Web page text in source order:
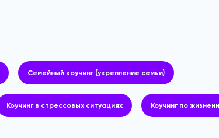
Семейный коучинг (укрепление семьи)
Коучинг в стрессовых ситуациях Коучинг по